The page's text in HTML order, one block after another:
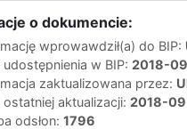
o dokumencie:
wprowawdził(a) do BIP:
udostępnienia w BIP: 2018-
zaktualizowana przez:
ostatniej aktualizacji: 2018-
odsłon: 1796